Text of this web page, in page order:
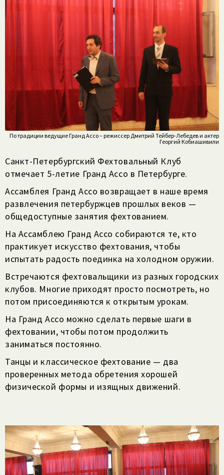
По традиции ведущие Гранд Ассо – режиссер Дмитрий Тейбер-Лебедев и актер
Георгий Кобиашивили
Санкт-Петербургский Фехтовальный Клуб
отмечает 5-летие Гранд Ассо в Петербурге.
Ассамблея Гранд Ассо возвращает в наше время
развлечения петербуржцев прошлых веков —
общедоступные занятия фехтованием.
На Ассамблею Гранд Ассо собираются те, кто
практикует искусство фехтования, чтобы
испытать радость поединка на холодном оружии.
Встречаются фехтовальщики из разных городских
клубов. Многие приходят просто посмотреть, но
потом присоединяются к открытым урокам.
На Гранд Ассо можно сделать первые шаги в
фехтовании, чтобы потом продолжить
заниматься постоянно.
Танцы и классическое фехтование — два
проверенных метода обретения хорошей
физической формы и изящных движений.